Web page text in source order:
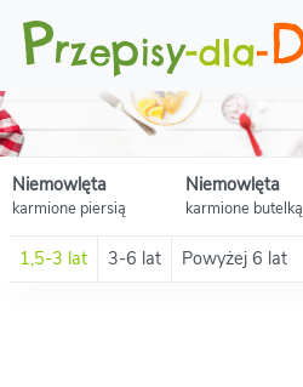
Niemowlęta
karmione piersią
Niemowlęta
karmione butelką
1,5-3 lat 3-6 lat Powyżej 6 lat